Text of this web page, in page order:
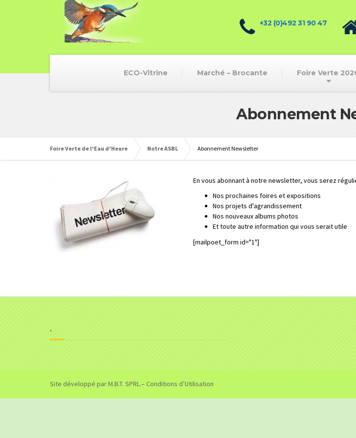
+32 (0)492 31 90 47
ECO-Vitrine Marché – Brocante Foire Verte
Abonnement
Foire Verte de l'Eau d'Heure Notre ASBL Abonnement Newsletter
En vous abonnant à notre newsletter, vous serez
Nos prochaines foires et expositions
Nos projets d'agrandissement
Nos nouveaux albums photos
Et toute autre information qui vous serait utile
[mailpoet_form id="1"]
.
Site développé parM.B.T. SPRL.– Conditions d’Utilisation